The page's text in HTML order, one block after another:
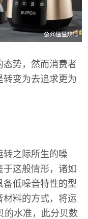
态势，然而消费者
转变为去追求更为
转之际所生的噪
这般情形，诸如
低噪音特性的型
材料的方式，将运
的水准，此分贝数